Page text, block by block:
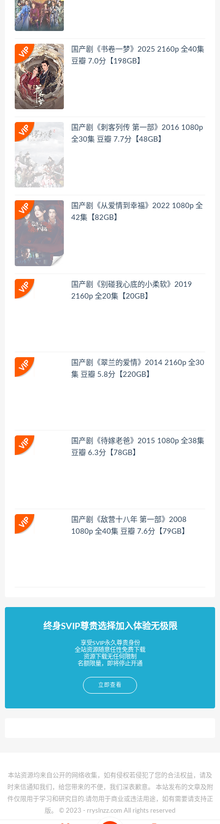
国产剧《书卷一梦》2025 2160p 全40集
豆瓣 7.0分【198GB】
国产剧《刺客列传 第一部》2016 1080p
全30集 豆瓣 7.7分【48GB】
国产剧《从爱情到幸福》2022 1080p 全
42集【82GB】
国产剧《别碰我心底的小柔软》2019
2160p 全20集【20GB】
国产剧《翠兰的爱情》2014 2160p 全30
集 豆瓣 5.8分【220GB】
国产剧《待嫁老爸》2015 1080p 全38集
豆瓣 6.3分【78GB】
国产剧《敌营十八年 第一部》2008
1080p 全40集 豆瓣 7.6分【79GB】
终身SVIP尊贵选择加入体验无极限
享受SVIP永久尊贵身份
全站资源随意任性免费下载
资源下载无任何限制
名额限量，即将停止开通
立即查看
本站资源均来自公开的网络收集，如有侵权若侵犯了您的合法权益，请及
时来信通知我们，给您带来的不便，我们深表歉意。 本站发布的文章及附
件仅限用于学习和研究目的.请勿用于商业或违法用途，如有需要请支持正
版。 © 2023 - rryslnzz.com All rights reserved